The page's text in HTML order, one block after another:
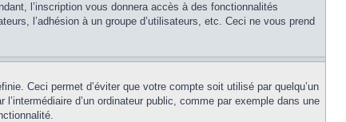
l’inscription vous donnera accès à des fonctionnalités
l’adhésion à un groupe d’utilisateurs, etc. Ceci ne vous prend
Ceci permet d’éviter que votre compte soit utilisé par quelqu’un
d’un ordinateur public, comme par exemple dans une